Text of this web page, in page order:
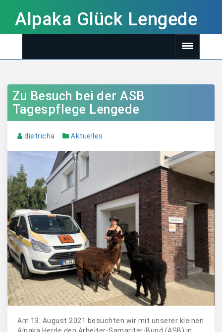
Alpaka Glück Lengede
Zu Besuch bei der ASB
Tagespflege Lengede
dietricha Aktuelles
Am 13. August 2021 besuchten wir mit unserer kleinen